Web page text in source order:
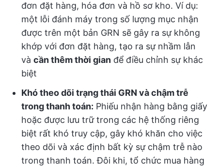
đơn đặt hàng, hóa đơn và hồ sơ kho. Ví dụ:
một lỗi đánh máy trong số lượng mục nhận
được trên một bản GRN sẽ gây ra sự không
khớp với đơn đặt hàng, tạo ra sự nhầm lẫn
và cần thêm thời gian để điều chỉnh sự khác
biệt
Khó theo dõi trạng thái GRN và chậm trễ
trong thanh toán: Phiếu nhận hàng bằng giấy
hoặc được lưu trữ trong các hệ thống riêng
biệt rất khó truy cập, gây khó khăn cho việc
theo dõi và xác định bất kỳ sự chậm trễ nào
trong thanh toán. Đôi khi, tổ chức mua hàng